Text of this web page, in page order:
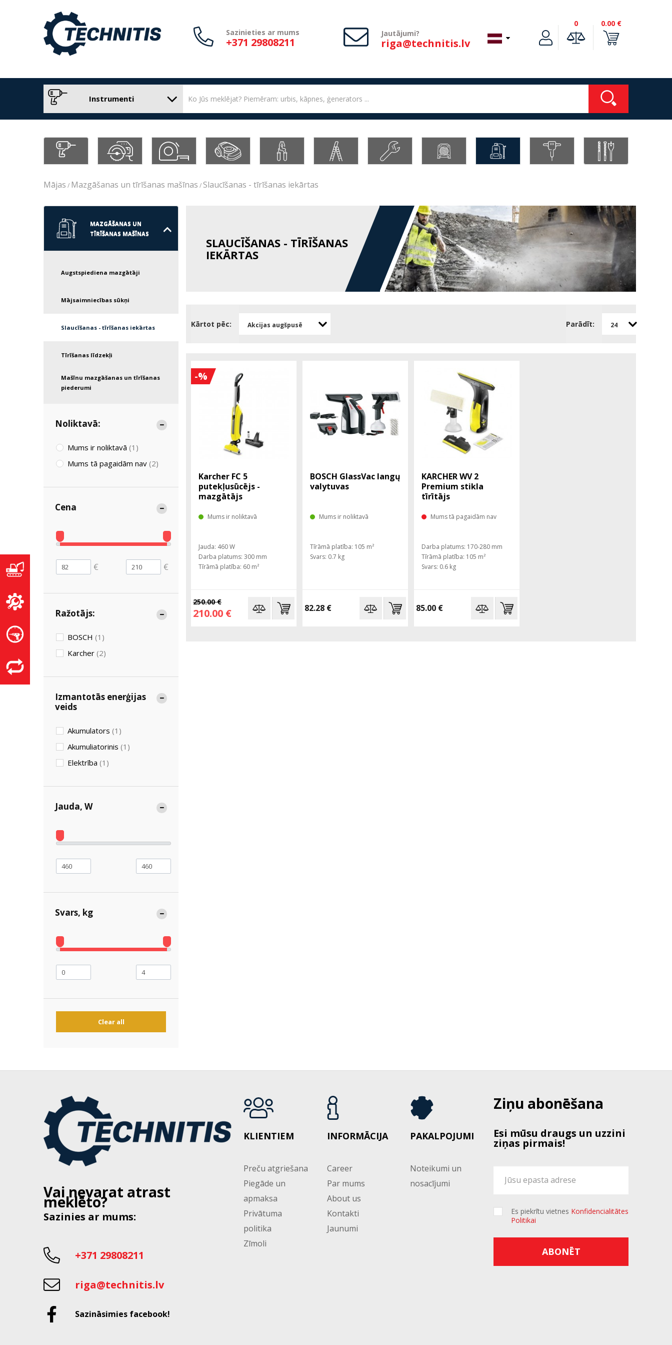
Sazinieties ar mums
+371 29808211
Jautājumi?
riga@technitis.lv
0 0.00 €
Instrumenti
Mājas Mazgāšanas un tīrīšanas mašīnas Slaucīšanas - tīrīšanas iekārtas
MAZGĀŠANAS UN
TĪRĪŠANAS MAŠĪNAS
Augstspiediena mazgātāji
Mājsaimniecības sūkņi
Slaucīšanas - tīrīšanas iekārtas
Tīrīšanas līdzekļi
Mašīnu mazgāšanas un tīrīšanas
piederumi
Noliktavā:
Mums ir noliktavā (1)
Mums tā pagaidām nav (2)
Cena
€ €
Ražotājs:
BOSCH (1)
Karcher (2)
Izmantotās enerģijas
veids
Akumulators (1)
Akumuliatorinis (1)
Elektrība (1)
Jauda, ​​W
Svars, kg
Clear all
SLAUCĪŠANAS - TĪRĪŠANAS
IEKĀRTAS
Kārtot pēc: Akcijas augšpusē Parādīt: 24
-%
Karcher FC 5
putekļusūcējs -
mazgātājs
Mums ir noliktavā
Jauda: 460 ​​W
Darba platums: 300 mm
Tīrāmā platība: 60 m²
250.00 €
210.00 €
BOSCH GlassVac langų
valytuvas
Mums ir noliktavā
Tīrāmā platība: 105 m²
Svars: 0.7 kg
82.28 €
KARCHER WV 2
Premium stikla
tīrītājs
Mums tā pagaidām nav
Darba platums: 170-280 mm
Tīrāmā platība: 105 m²
Svars: 0.6 kg
85.00 €
Vai nevarat atrast
meklēto?
Sazinies ar mums:
+371 29808211
riga@technitis.lv
Sazināsimies facebook!
KLIENTIEM
Preču atgriešana
Piegāde un
apmaksa
Privātuma
politika
Zīmoli
INFORMĀCIJA
Career
Par mums
About us
Kontakti
Jaunumi
PAKALPOJUMI
Noteikumi un
nosacījumi
Ziņu abonēšana
Esi mūsu draugs un uzzini
ziņas pirmais!
Es piekrītu vietnes Konfidencialitātes
Politikai
ABONĒT